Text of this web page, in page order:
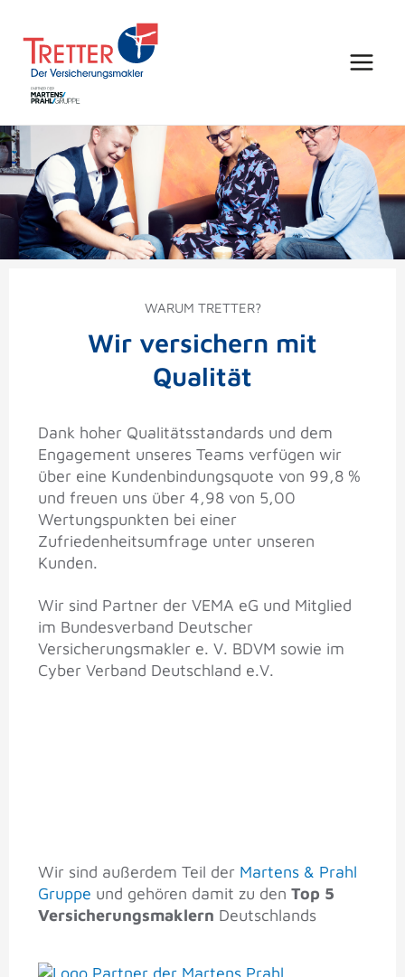
Zum
Inhalt
springen
WARUM TRETTER?
Wir versichern mit
Qualität
Dank hoher Qualitätsstandards und dem
Engagement unseres Teams verfügen wir
über eine Kundenbindungsquote von 99,8 %
und freuen uns über 4,98 von 5,00
Wertungspunkten bei einer
Zufriedenheitsumfrage unter unseren
Kunden.
Wir sind Partner der VEMA eG und Mitglied
im Bundesverband Deutscher
Versicherungsmakler e. V. BDVM sowie im
Cyber Verband Deutschland e.V.
Wir sind außerdem Teil der Martens & Prahl
Gruppe und gehören damit zu den Top 5
Versicherungsmaklern Deutschlands